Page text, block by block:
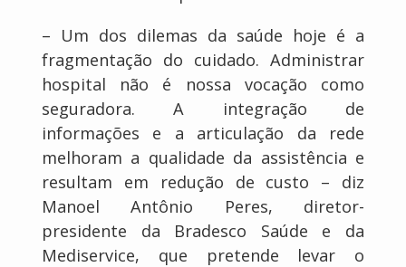
– Um dos dilemas da saúde hoje é a
fragmentação do cuidado. Administrar
hospital não é nossa vocação como
seguradora. A integração de
informações e a articulação da rede
melhoram a qualidade da assistência e
resultam em redução de custo – diz
Manoel Antônio Peres, diretor-
presidente da Bradesco Saúde e da
Mediservice, que pretende levar o